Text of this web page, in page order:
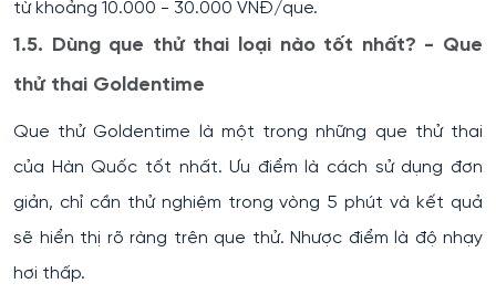
từ khoảng 10.000 - 30.000 VNĐ/que.
1.5. Dùng que thử thai loại nào tốt nhất? - Que
thử thai Goldentime
Que thử Goldentime là một trong những que thử thai
của Hàn Quốc tốt nhất. Ưu điểm là cách sử dụng đơn
giản, chỉ cần thử nghiệm trong vòng 5 phút và kết quả
sẽ hiển thị rõ ràng trên que thử. Nhược điểm là độ nhạy
hơi thấp.